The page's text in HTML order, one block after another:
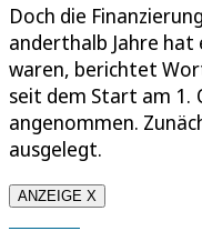
Doch die
anderthalb Jahre hat
waren, berichtet
seit dem Start am 1.
angenommen.
ausgelegt.
ANZEIGE X